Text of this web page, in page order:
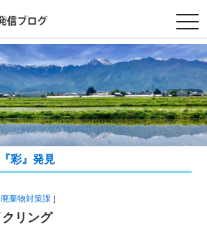
t
o
g
l
n
a
v
i
g
a
t
n
彩』発見
棄物対策課 ］
リング